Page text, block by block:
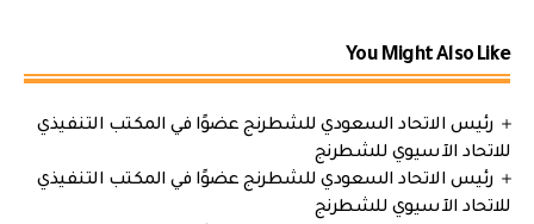
You Might Also Like
رئيس الاتحاد السعودي للشطرنج عضوًا في المكتب التنفيذي
للاتحاد الآسيوي للشطرنج
رئيس الاتحاد السعودي للشطرنج عضوًا في المكتب التنفيذي
للاتحاد الآسيوي للشطرنج